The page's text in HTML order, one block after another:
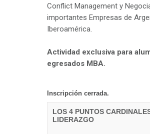
Conflict Management y
importantes Empresas de
Iberoamérica.
Actividad exclusiva para
egresados MBA.